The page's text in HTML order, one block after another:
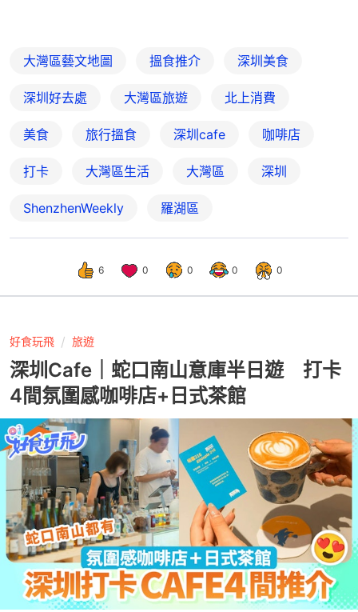
大灣區藝文地圖 搵食推介 深圳美食
深圳好去處 大灣區旅遊 北上消費
美食 旅行搵食 深圳cafe 咖啡店
打卡 大灣區生活 大灣區 深圳
ShenzhenWeekly 羅湖區
6 0 0 0 0
好食玩飛 旅遊
深圳Cafe｜蛇口南山意庫半日遊 打卡
4間氛圍感咖啡店+日式茶館